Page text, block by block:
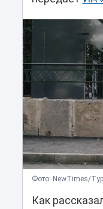
Фото: NewTimes/
Как